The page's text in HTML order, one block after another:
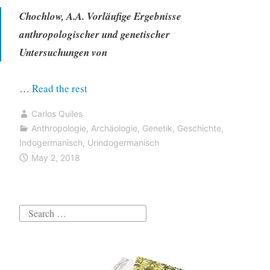
Chochlow, A.A. Vorläufige Ergebnisse
anthropologischer und genetischer
Untersuchungen von
… Read the rest
L51
in
der
datierten
Carlos Quiles
Anthropologie, Archäologie, Genetik, Geschichte,
Indogermanisch, Urindogermanisch
May 2, 2018
Search